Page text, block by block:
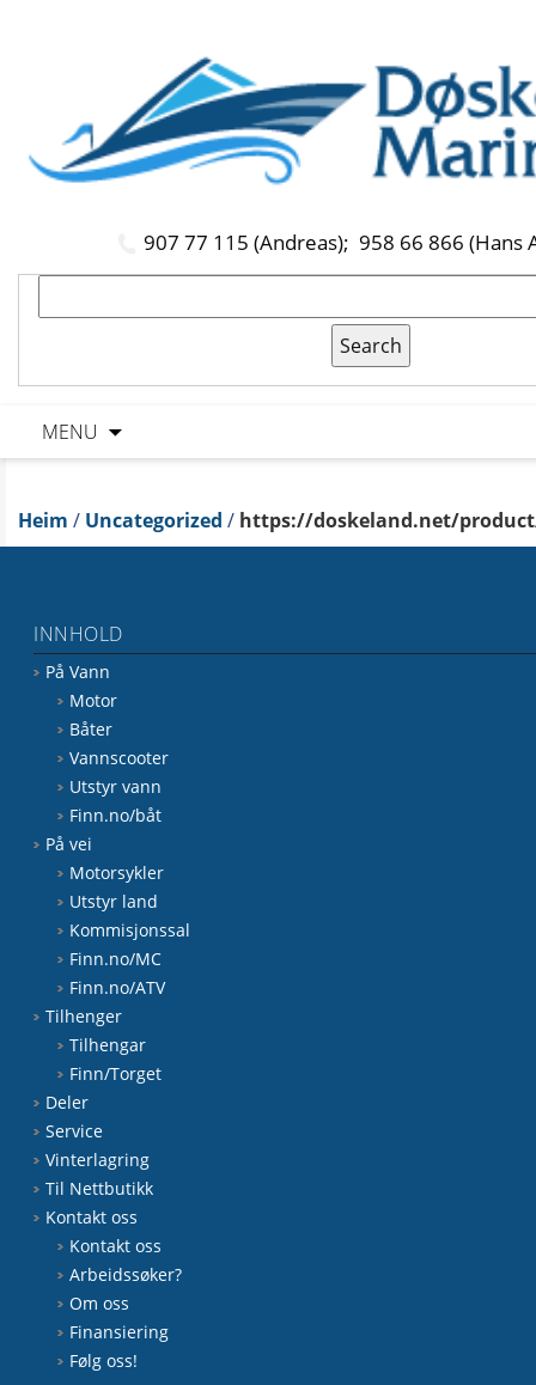
907 77 115 (Andreas); 958 66 866 (Hans
MENU
Heim / Uncategorized / https://doskeland.net/
INNHOLD
På Vann
Motor
Båter
Vannscooter
Utstyr vann
Finn.no/båt
På vei
Motorsykler
Utstyr land
Kommisjonssal
Finn.no/MC
Finn.no/ATV
Tilhenger
Tilhengar
Finn/Torget
Deler
Service
Vinterlagring
Til Nettbutikk
Kontakt oss
Kontakt oss
Arbeidssøker?
Om oss
Finansiering
Følg oss!